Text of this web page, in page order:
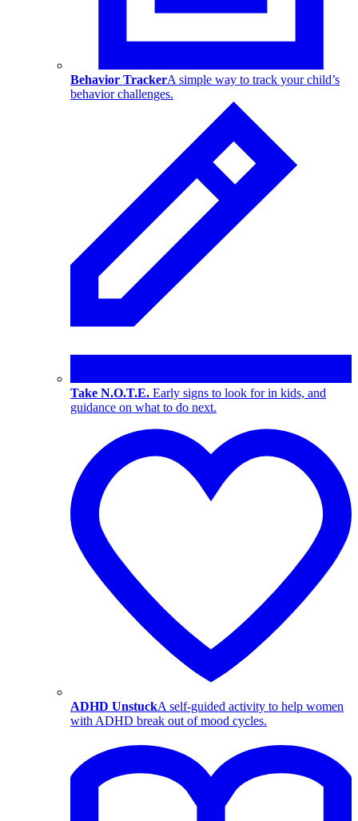
Behavior TrackerA simple way to track your child’s
behavior challenges.
Take N.O.T.E. Early signs to look for in kids, and
guidance on what to do next.
ADHD UnstuckA self-guided activity to help women
with ADHD break out of mood cycles.